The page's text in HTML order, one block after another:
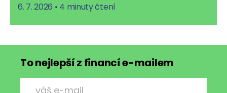
6. 7. 2026 • 4 minuty čtení
To nejlepší z financí e-mailem